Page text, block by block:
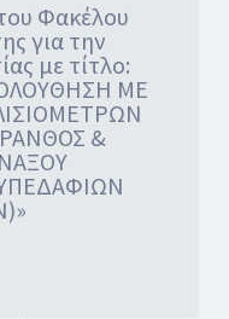
Φακέλου
για την
με τίτλο:
ΜΕ
&